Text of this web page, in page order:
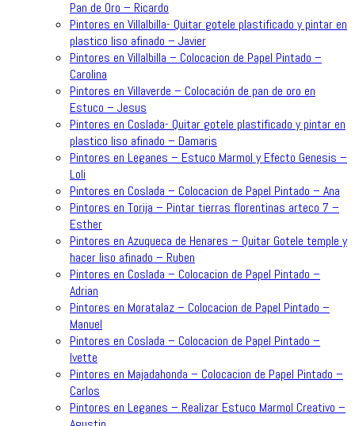
Pan de Oro – Ricardo
Pintores en Villalbilla- Quitar gotele plastificado y pintar en
plastico liso afinado – Javier
Pintores en Villalbilla – Colocacion de Papel Pintado –
Carolina
Pintores en Villaverde – Colocación de pan de oro en
Estuco – Jesus
Pintores en Coslada- Quitar gotele plastificado y pintar en
plastico liso afinado – Damaris
Pintores en Leganes – Estuco Marmol y Efecto Genesis –
Loli
Pintores en Coslada – Colocacion de Papel Pintado – Ana
Pintores en Torija – Pintar tierras florentinas arteco 7 –
Esther
Pintores en Azuqueca de Henares – Quitar Gotele temple y
hacer liso afinado – Ruben
Pintores en Coslada – Colocacion de Papel Pintado –
Adrian
Pintores en Moratalaz – Colocacion de Papel Pintado –
Manuel
Pintores en Coslada – Colocacion de Papel Pintado –
Ivette
Pintores en Majadahonda – Colocacion de Papel Pintado –
Carlos
Pintores en Leganes – Realizar Estuco Marmol Creativo –